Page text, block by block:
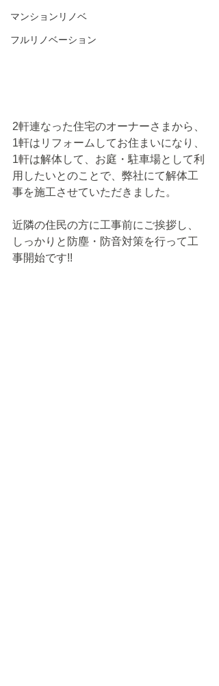
マンションリノベ
フルリノベーション
2軒連なった住宅のオーナーさまから、
1軒はリフォームしてお住まいになり、
1軒は解体して、お庭・駐車場として利
用したいとのことで、弊社にて解体工
事を施工させていただきました。
近隣の住民の方に工事前にご挨拶し、
しっかりと防塵・防音対策を行って工
事開始です!!